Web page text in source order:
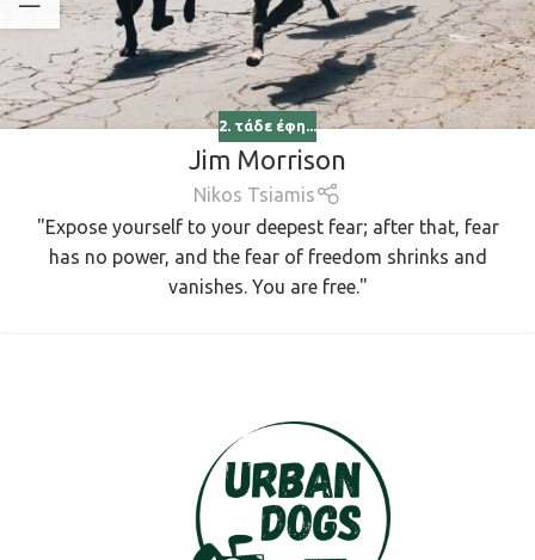
2. τάδε έφη...
Jim Morrison
Nikos Tsiamis
"Expose yourself to your deepest fear; after that, fear
has no power, and the fear of freedom shrinks and
vanishes. You are free."